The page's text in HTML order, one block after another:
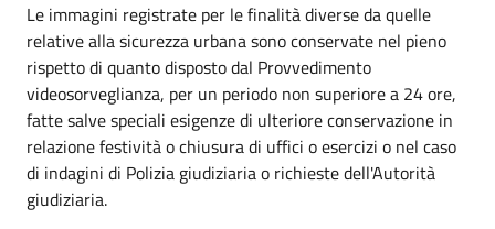
Le immagini registrate per le finalità diverse da quelle
relative alla sicurezza urbana sono conservate nel pieno
rispetto di quanto disposto dal Provvedimento
videosorveglianza, per un periodo non superiore a 24 ore,
fatte salve speciali esigenze di ulteriore conservazione in
relazione festività o chiusura di uffici o esercizi o nel caso
di indagini di Polizia giudiziaria o richieste dell'Autorità
giudiziaria.